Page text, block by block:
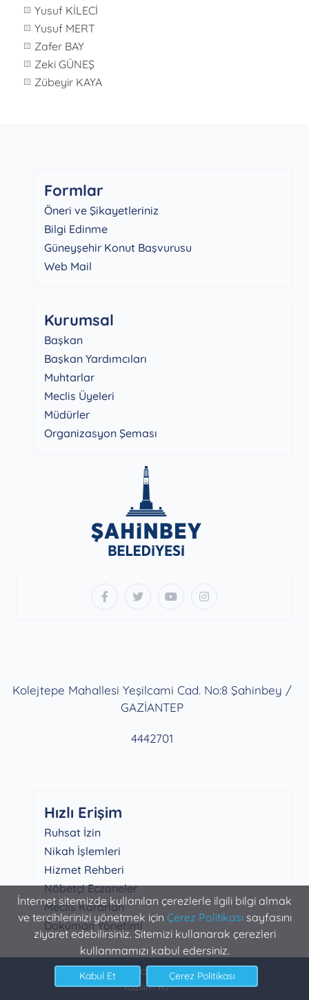
İnternet sitemizde kullanılan çerezlerle ilgili bilgi almak
ve tercihlerinizi yönetmek için Çerez Politikasısayfasını
ziyaret edebilirsiniz. Sitemizi kullanarak çerezleri
kullanmamızı kabul edersiniz.
Yusuf KİLECİ
Yusuf MERT
Zafer BAY
Zeki GÜNEŞ
Zübeyir KAYA
Formlar
Öneri ve Şikayetleriniz
Bilgi Edinme
Güneyşehir Konut Başvurusu
Web Mail
Kurumsal
Başkan
Başkan Yardımcıları
Muhtarlar
Meclis Üyeleri
Müdürler
Organizasyon Şeması
Kolejtepe Mahallesi Yeşilcami Cad. No:8 Şahinbey /
GAZİANTEP
4442701
Hızlı Erişim
Ruhsat İzin
Nikah İşlemleri
Hizmet Rehberi
Nöbetçi Eczaneler
Meclis Kararları
Doküman Yönetimi
Şahinbey Belediyesi Bilgi İşlem
Yazılım K7